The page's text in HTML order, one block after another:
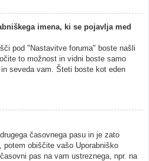
imena, ki se pojavlja med
pod "Nastavitve foruma" boste našli
to možnost in vidni boste samo
seveda vam. Šteti boste kot eden
časovnega pasu in je zato
potem obiščite vašo Uporabniško
pas na vam ustreznega, npr. na